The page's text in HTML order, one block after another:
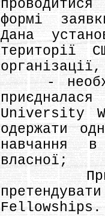
формі
Дана
території
-
Unіversіty
одержати
навчання
власної;
Fellowshіps.